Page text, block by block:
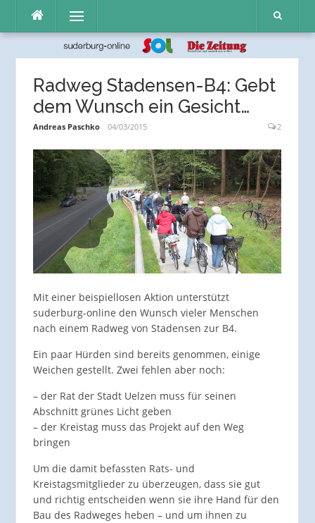
Inhalt
Menü
Radweg Stadensen-B4: Gebt
dem Wunsch ein Gesicht…
Andreas Paschko 04/03/2015 2
Mit einer beispiellosen Aktion unterstützt
suderburg-online den Wunsch vieler Menschen
nach einem Radweg von Stadensen zur B4.
Ein paar Hürden sind bereits genommen, einige
Weichen gestellt. Zwei fehlen aber noch:
– der Rat der Stadt Uelzen muss für seinen
Abschnitt grünes Licht geben
– der Kreistag muss das Projekt auf den Weg
bringen
Um die damit befassten Rats- und
Kreistagsmitglieder zu überzeugen, dass sie gut
und richtig entscheiden wenn sie ihre Hand für den
Bau des Radweges heben – und um ihnen zu